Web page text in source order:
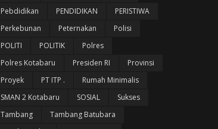
Pebdidikan
PENDIDIKAN
PERISTIWA
Perkebunan
Peternakan
Polisi
POLITI
POLITIK
Polres
Polres Kotabaru
Presiden RI
Provinsi
Proyek
PT ITP .
Rumah Minimalis
SMAN 2 Kotabaru
SOSIAL
Sukses
Tambang
Tambang Batubara